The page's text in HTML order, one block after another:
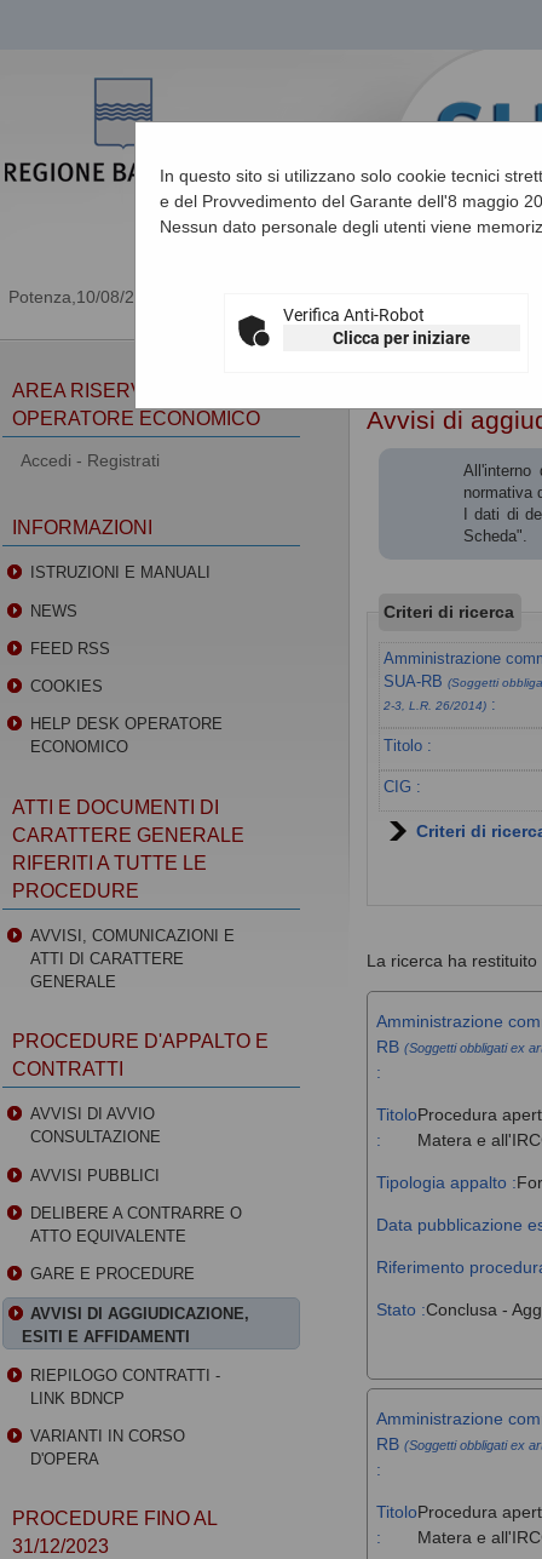
10/08/2026 13:15
Sei qui: Home»
In questo sito si utilizzano solo cookie tecnici
e del Provvedimento del Garante dell'8 maggio
Nessun dato personale degli utenti viene
Verifica Anti-Robot
Clicca per iniziare
Avvisi di
normativa
I dati di
Scheda".
Criteri di ricerca
Amministrazione
SUA-RB(Soggetti
2-3, L.R. 26/2014) :
Titolo :
CIG :
Criteri di
La ricerca ha
Amministrazione
RB (Soggetti obbligati ex
:
Titolo
:
Procedura
Matera e
Tipologia appalto :
Data pubblicazione
Riferimento
Stato :Conclusa -
Amministrazione
RB (Soggetti obbligati ex
:
Titolo
:
Procedura
Matera e
AREA RISERVATA
OPERATORE ECONOMICO
Accedi - Registrati
INFORMAZIONI
ISTRUZIONI E MANUALI
NEWS
FEED RSS
COOKIES
HELP DESK OPERATORE
ECONOMICO
ATTI E DOCUMENTI DI
CARATTERE GENERALE
RIFERITI A TUTTE LE
PROCEDURE
AVVISI, COMUNICAZIONI E
ATTI DI CARATTERE
GENERALE
PROCEDURE D'APPALTO E
CONTRATTI
AVVISI DI AVVIO
CONSULTAZIONE
AVVISI PUBBLICI
DELIBERE A CONTRARRE O
ATTO EQUIVALENTE
GARE E PROCEDURE
AVVISI DI AGGIUDICAZIONE,
ESITI E AFFIDAMENTI
RIEPILOGO CONTRATTI -
LINK BDNCP
VARIANTI IN CORSO
D'OPERA
PROCEDURE FINO AL
31/12/2023